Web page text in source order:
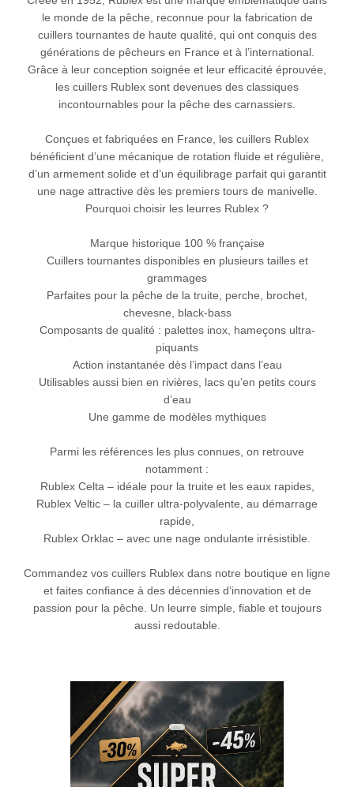
le monde de la pêche, reconnue pour la fabrication de
cuillers tournantes de haute qualité, qui ont conquis des
générations de pêcheurs en France et à l’international.
Grâce à leur conception soignée et leur efficacité éprouvée,
les cuillers Rublex sont devenues des classiques
incontournables pour la pêche des carnassiers.
Conçues et fabriquées en France, les cuillers Rublex
bénéficient d’une mécanique de rotation fluide et régulière,
d’un armement solide et d’un équilibrage parfait qui garantit
une nage attractive dès les premiers tours de manivelle.
Pourquoi choisir les leurres Rublex ?
Marque historique 100 % française
Cuillers tournantes disponibles en plusieurs tailles et
grammages
Parfaites pour la pêche de la truite, perche, brochet,
chevesne, black-bass
Composants de qualité : palettes inox, hameçons ultra-
piquants
Action instantanée dès l’impact dans l’eau
Utilisables aussi bien en rivières, lacs qu’en petits cours
d’eau
Une gamme de modèles mythiques
Parmi les références les plus connues, on retrouve
notamment :
Rublex Celta – idéale pour la truite et les eaux rapides,
Rublex Veltic – la cuiller ultra-polyvalente, au démarrage
rapide,
Rublex Orklac – avec une nage ondulante irrésistible.
Commandez vos cuillers Rublex dans notre boutique en ligne
et faites confiance à des décennies d’innovation et de
passion pour la pêche. Un leurre simple, fiable et toujours
aussi redoutable.